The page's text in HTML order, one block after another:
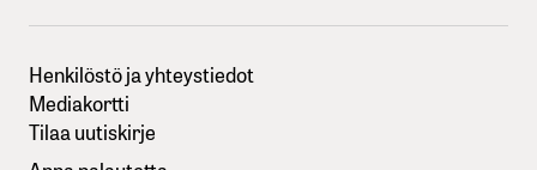
Henkilöstö ja yhteystiedot
Mediakortti
Tilaa uutiskirje